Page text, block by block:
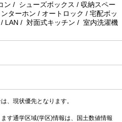
ン / シューズボックス / 収納スペー
ターホン / オートロック / 宅配ボッ
/ LAN / 対面式キッチン / 室内洗濯機
、現状優先となります。
す通学区域(学区)情報は、国土数値情報